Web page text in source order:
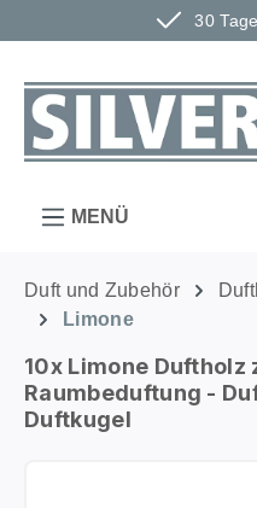
30
Zum Hauptinhalt springen
MENÜ
Duft und Zubehör
Limone
10x Limone
Raumbeduftung -
Duftkugel